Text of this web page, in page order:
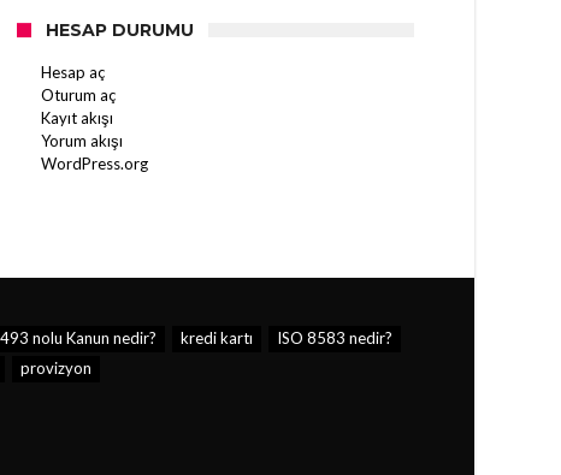
HESAP DURUMU
Hesap aç
Oturum aç
Kayıt akışı
Yorum akışı
WordPress.org
nolu Kanun nedir? kredi kartı
ISO 8583 nedir?
provizyon